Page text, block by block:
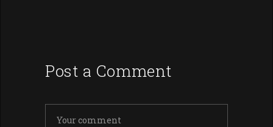
Post a Comment